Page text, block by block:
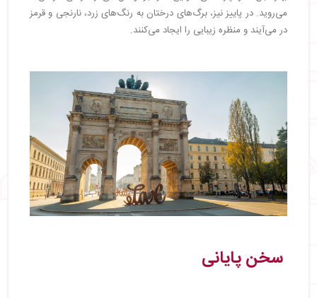
می‌روید. در پاییز نیز، برگ‌های درختان به رنگ‌های زرد، نارنجی و قرمز
در می‌آیند و منظره زیبایی را ایجاد می‌کنند.
سخن پایانی